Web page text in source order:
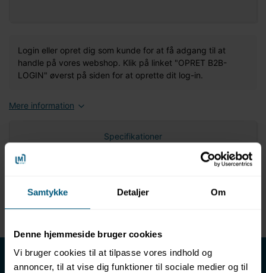
Samtykke Detaljer Om
Denne hjemmeside bruger cookies
Vi bruger cookies til at tilpasse vores indhold og
annoncer, til at vise dig funktioner til sociale medier og til
Login eller opret dig som kunde for at få adgang til at
handle på vores webshop. Klik på linket "OPRET B2B-
LOGIN" øverst på siden for at oprette dit log-in.
Mere information
Specifikationer
Enhed
LML SPORT - Alt til vand